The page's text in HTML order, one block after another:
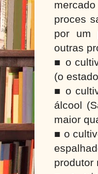
proces
por um
outras
■ o
(o
■ o
álcool
maior
■ o
produtor